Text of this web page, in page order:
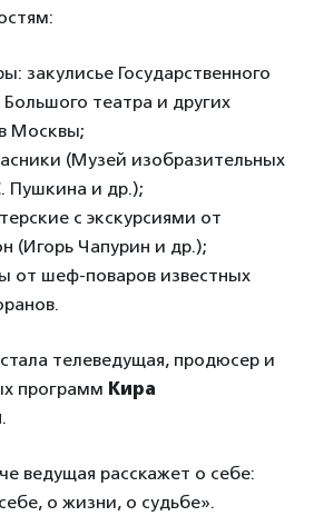
закулисье Государственного
театра и других
Москвы;
(Музей изобразительных
Пушкина и др.);
с экскурсиями от
(Игорь Чапурин и др.);
от шеф-поваров известных
телеведущая, продюсер и
программ Кира
.
ведущая расскажет о себе:
о жизни, о судьбе».